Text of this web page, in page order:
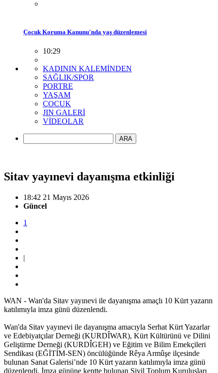
Çocuk Koruma Kanunu'nda yaş düzenlemesi
10:29
KADININ KALEMİNDEN
SAĞLIK/SPOR
PORTRE
YAŞAM
ÇOCUK
JIN GALERİ
VİDEOLAR
ARA
Sitav yayınevi dayanışma etkinliği
18:42 21 Mayıs 2026
Güncel
1
|
WAN - Wan'da Sitav yayınevi ile dayanışma amaçlı 10 Kürt yazarın
katılımıyla imza günü düzenlendi.
Wan'da Sitav yayınevi ile dayanışma amacıyla Serhat Kürt Yazarlar
ve Edebiyatçılar Derneği (KURDÎWAR), Kürt Kültürünü ve Dilini
Geliştirme Derneği (KURDÎGEH) ve Eğitim ve Bilim Emekçileri
Sendikası (EĞİTİM-SEN) öncülüğünde Rêya Armûşe ilçesinde
bulunan Sanat Galerisi’nde 10 Kürt yazarın katılımıyla imza günü
düzenlendi. İmza gününe kentte bulunan Sivil Toplum Kuruluşları